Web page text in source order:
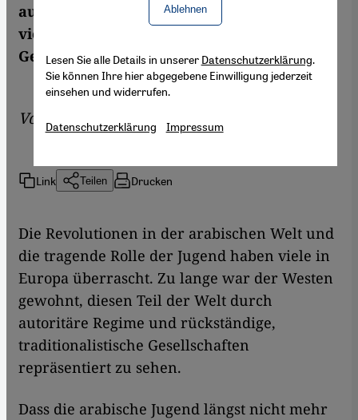
auseinandersetzt, zeigt sich deutlich an
vielen künstlerischen Produktionen dieser
Generation.
VonCharlotte Bank
Link Teilen Drucken
Die Revolutionen in der arabischen Welt und
die tragende Rolle der Jugend haben viele in
Europa überrascht. Zu lange war der Westen
gewohnt, diesen Teil der Welt durch
autoritäre Regime und rückständige,
traditionalistische Gesellschaften
repräsentiert zu sehen.
Dass die arabische Jugend längst nicht mehr
Ablehnen
Lesen Sie alle Details in unserer Datenschutzerklärung.
Sie können Ihre hier abgegebene Einwilligung jederzeit
einsehen und widerrufen.
Datenschutzerklärung Impressum